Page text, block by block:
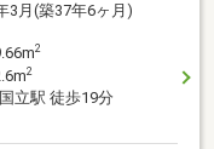
3月(築37年6ヶ月)
2
2
立駅 徒歩19分